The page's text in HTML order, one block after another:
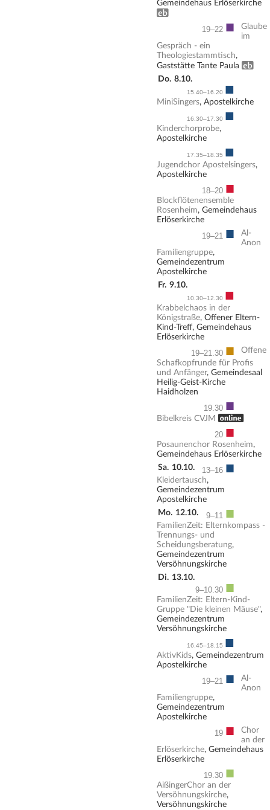
Gemeindehaus Erlöserkirche
Erwachsenenbildung
19–22 ■
Glaube
im
Gespräch - ein
Theologiestammtisch,
Gaststätte Tante Paula Erwachsenenbildung
Do. 8.10.
15.40–16.20 ■
MiniSingers, Apostelkirche
16.30–17.30 ■
Kinderchorprobe,
Apostelkirche
17.35–18.35 ■
Jugendchor Apostelsingers,
Apostelkirche
18–20 ■
Blockflötenensemble
Rosenheim, Gemeindehaus
Erlöserkirche
19–21 ■
Al-
Anon
Familiengruppe,
Gemeindezentrum
Apostelkirche
Fr. 9.10.
10.30–12.30 ■
Krabbelchaos in der
Königstraße, Offener Eltern-
Kind-Treff, Gemeindehaus
Erlöserkirche
19–21.30 ■
Offene
Schafkopfrunde für Profis
und Anfänger, Gemeindesaal
Heilig-Geist-Kirche
Haidholzen
19.30 ■
Bibelkreis CVJM
, ONLINE
20 ■
Posaunenchor Rosenheim,
Gemeindehaus Erlöserkirche
Sa. 10.10. 13–16 ■
Kleidertausch,
Gemeindezentrum
Apostelkirche
Mo. 12.10. 9–11 ■
FamilienZeit: Elternkompass -
Trennungs- und
Scheidungsberatung,
Gemeindezentrum
Versöhnungskirche
Di. 13.10.
9–10.30 ■
FamilienZeit: Eltern-Kind-
Gruppe "Die kleinen Mäuse",
Gemeindezentrum
Versöhnungskirche
16.45–18.15 ■
AktivKids, Gemeindezentrum
Apostelkirche
19–21 ■
Al-
Anon
Familiengruppe,
Gemeindezentrum
Apostelkirche
19 ■
Chor
an der
Erlöserkirche, Gemeindehaus
Erlöserkirche
19.30 ■
AißingerChor an der
Versöhnungskirche,
Versöhnungskirche